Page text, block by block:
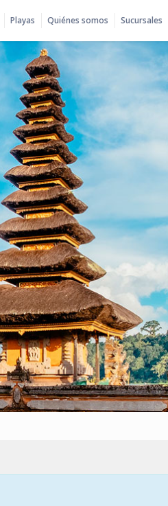
Playas Quiénes somos Sucursales